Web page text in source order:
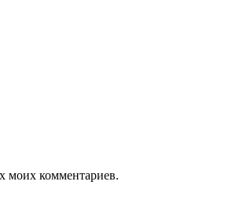
моих комментариев.